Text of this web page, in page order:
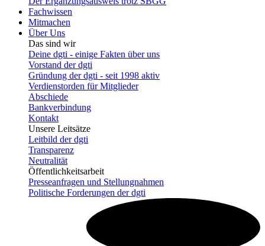
Fachwissen
Mitmachen
Über Uns
Das sind wir
Deine dgti - einige Fakten über uns
Vorstand der dgti
Gründung der dgti - seit 1998 aktiv
Verdienstorden für Mitglieder
Abschiede
Bankverbindung
Kontakt
Unsere Leitsätze
Leitbild der dgti
Transparenz
Neutralität
Öffentlichkeitsarbeit
Presseanfragen und Stellungnahmen
Politische Forderungen der dgti